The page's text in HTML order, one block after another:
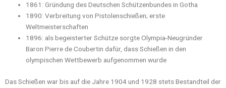
1861: Gründung des Deutschen Schützenbundes in Gotha
1890: Verbreitung von Pistolenschießen; erste
Weltmeisterschaften
1896: als begeisterter Schütze sorgte Olympia-Neugründer
Baron Pierre de Coubertin dafür, dass Schießen in den
olympischen Wettbewerb aufgenommen wurde
Das Schießen war bis auf die Jahre 1904 und 1928 stets Bestandteil der